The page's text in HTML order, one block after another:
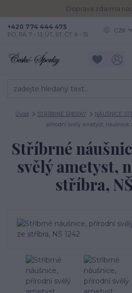
Doprava zdarma
CZK
+420 774 444 475
PO, PÁ: 7 - 13, ÚT, ST, ČT: 9 - 15
Úvod STŘÍBRNÉ ŠPERKY NÁUŠNICE
přírodní svělý ametyst, náušnice
Stříbrné
svělý ametyst,
stříbra,